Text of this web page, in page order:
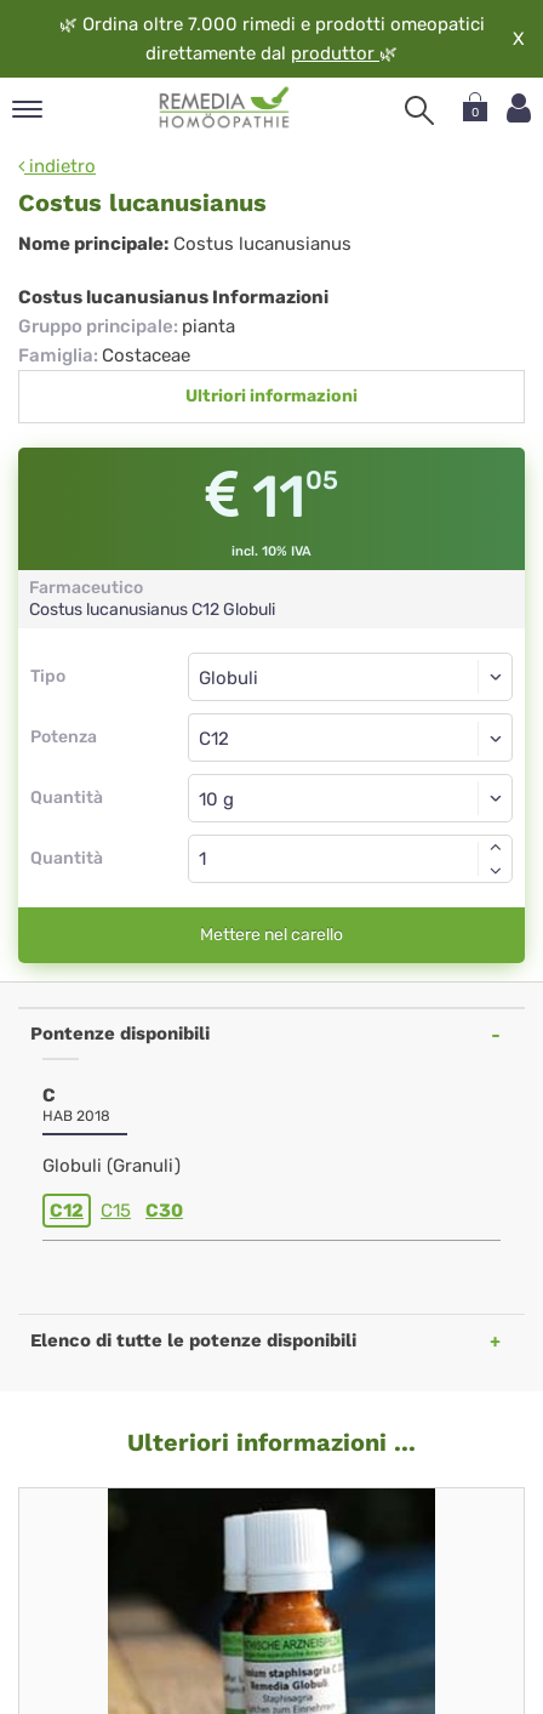
🌿 Ordina oltre 7.000 rimedi e prodotti omeopatici
direttamente dal produttor 🌿
X
0
indietro
Costus lucanusianus
Costus
lucanusianus
Nome principale: Costus lucanusianus
Costus lucanusianus Informazioni
Gruppo principale: pianta
Famiglia: Costaceae
Ultriori informazioni
1105
incl. 10% IVA
Farmaceutico
Costus lucanusianusC12Globuli
Tipo
Tipo
Potenza
Globuli
C12
Quantità
Globuli
Quantità
Mettere nel carello
Pontenze disponibili
C
HAB 2018
Globuli (Granuli)
C12 C15 C30
Elenco di tutte le potenze disponibili
Ulteriori informazioni ...